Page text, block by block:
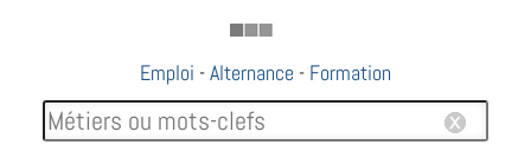
183
Emploi -Alternance - Formation